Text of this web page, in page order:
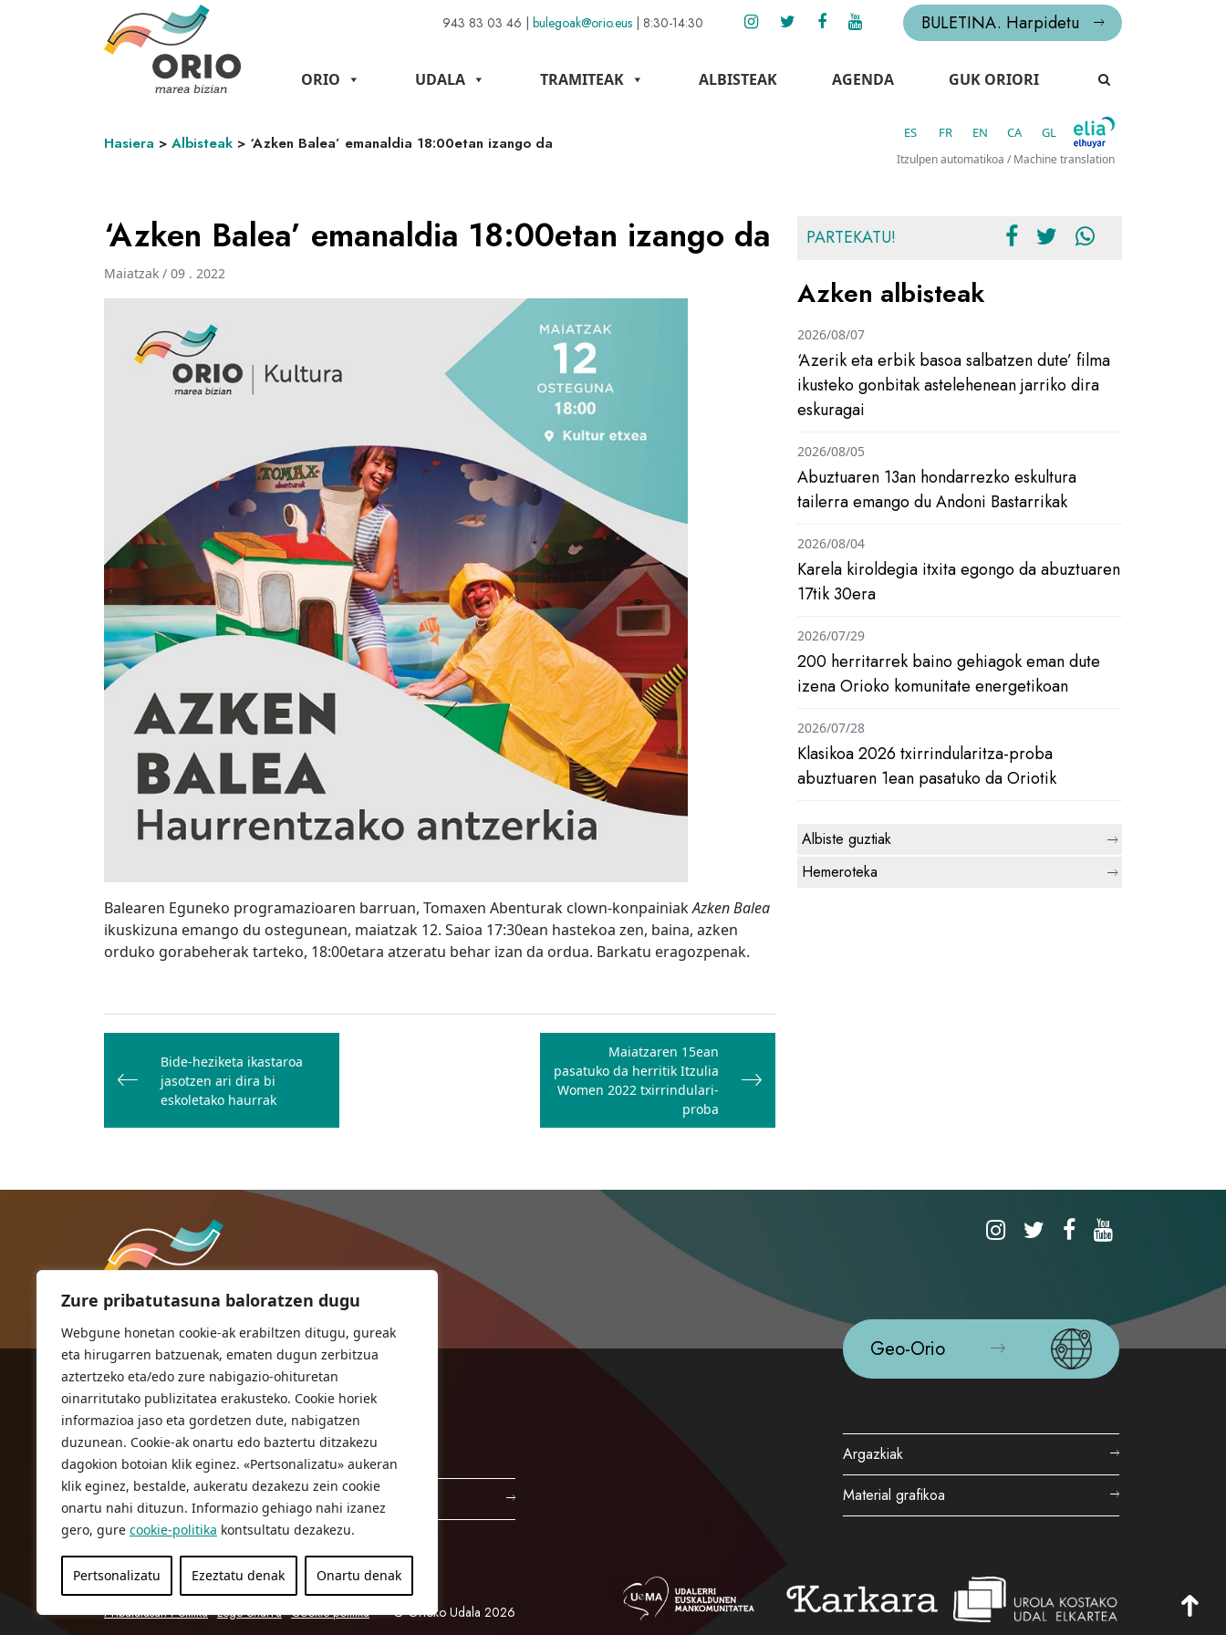
Zure pribatutasuna baloratzen dugu
Webgune honetan cookie-ak erabiltzen ditugu, gureak
eta hirugarren batzuenak, ematen dugun zerbitzua
aztertzeko eta/edo zure nabigazio-ohituretan
oinarritutako publizitatea erakusteko. Cookie horiek
informazioa jaso eta gordetzen dute, nabigatzen
duzunean. Cookie-ak onartu edo baztertu ditzakezu
dagokion botoian klik eginez. «Pertsonalizatu» aukeran
klik eginez, bestalde, aukeratu dezakezu zein cookie
onartu nahi dituzun. Informazio gehiago nahi izanez
gero, gure cookie-politika kontsultatu dezakezu.
Pertsonalizatu Ezeztatu denak Onartu denak
943 83 03 46 | bulegoak@orio.eus | 8:30-14:30 BULETINA. Harpidetu
ORIO UDALA TRAMITEAK ALBISTEAK AGENDA GUK ORIORI
Hasiera > Albisteak > ‘Azken Balea’ emanaldia 18:00etan izango da
ES FR EN CA GL
Itzulpen automatikoa / Machine translation
‘Azken Balea’ emanaldia 18:00etan izango da
Maiatzak / 09 . 2022
Balearen Eguneko programazioaren barruan, Tomaxen Abenturak clown-konpainiakAzken Balea
ikuskizuna emango du ostegunean, maiatzak 12. Saioa 17:30ean hastekoa zen, baina, azken
orduko gorabeherak tarteko, 18:00etara atzeratu behar izan da ordua. Barkatu eragozpenak.
Bidalketetan
zehar
nabigatu
Bide-heziketa ikastaroa
jasotzen ari dira bi
eskoletako haurrak
Maiatzaren 15ean
pasatuko da herritik Itzulia
Women 2022 txirrindulari-
proba
PARTEKATU!
Azken albisteak
‘Azerik eta erbik basoa salbatzen dute’ filma
ikusteko gonbitak astelehenean jarriko dira
eskuragai
2026/08/07
Abuztuaren 13an hondarrezko eskultura
tailerra emango du Andoni Bastarrikak
2026/08/05
Karela kiroldegia itxita egongo da abuztuaren
17tik 30era
2026/08/04
200 herritarrek baino gehiagok eman dute
izena Orioko komunitate energetikoan
2026/07/29
Klasikoa 2026 txirrindularitza-proba
abuztuaren 1ean pasatuko da Oriotik
2026/07/28
Albiste guztiak
Hemeroteka
Geo-Orio
Argazkiak
Material grafikoa
ORIOKO UDALA
Herriko plaza,1
20810 Orio (Gipuzkoa)
T. 943 83 03 46
bulegoak@orio.eus
Pribatutasun Politika Lege oharra Cookie politika © Orioko Udala 2026